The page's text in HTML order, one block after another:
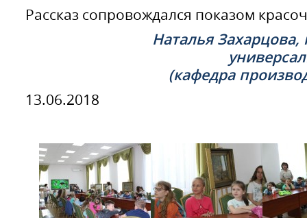
Рассказ сопровождался показом
Наталья
(кафедра
13.06.2018